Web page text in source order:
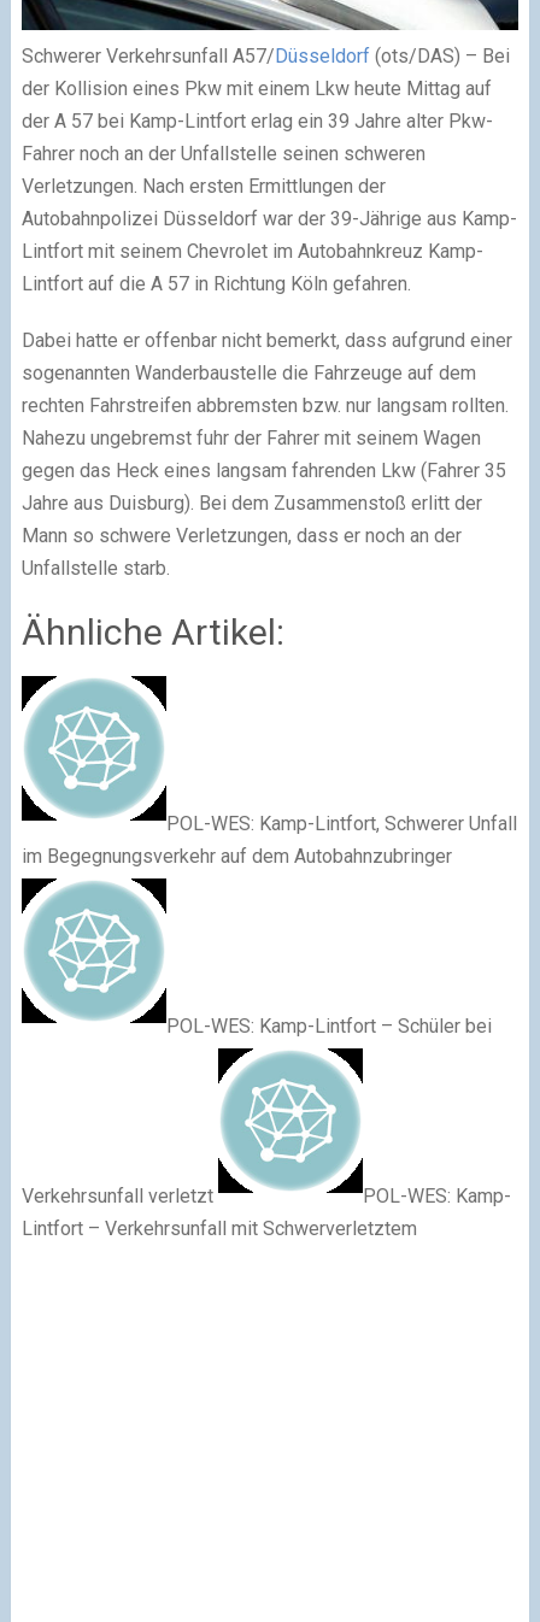
Schwerer Verkehrsunfall A57/ Düsseldorf (ots/DAS) – Bei
der Kollision eines Pkw mit einem Lkw heute Mittag auf
der A 57 bei Kamp-Lintfort erlag ein 39 Jahre alter Pkw-
Fahrer noch an der Unfallstelle seinen schweren
Verletzungen. Nach ersten Ermittlungen der
Autobahnpolizei Düsseldorf war der 39-Jährige aus Kamp-
Lintfort mit seinem Chevrolet im Autobahnkreuz Kamp-
Lintfort auf die A 57 in Richtung Köln gefahren.
Dabei hatte er offenbar nicht bemerkt, dass aufgrund einer
sogenannten Wanderbaustelle die Fahrzeuge auf dem
rechten Fahrstreifen abbremsten bzw. nur langsam rollten.
Nahezu ungebremst fuhr der Fahrer mit seinem Wagen
gegen das Heck eines langsam fahrenden Lkw (Fahrer 35
Jahre aus Duisburg). Bei dem Zusammenstoß erlitt der
Mann so schwere Verletzungen, dass er noch an der
Unfallstelle starb.
Ähnliche Artikel:
POL-WES: Kamp-Lintfort, Schwerer Unfall
im Begegnungsverkehr auf dem Autobahnzubringer
POL-WES: Kamp-Lintfort – Schüler bei
Verkehrsunfall verletzt
POL-WES: Kamp-
Lintfort – Verkehrsunfall mit Schwerverletztem